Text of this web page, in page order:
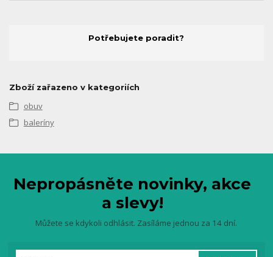
Potřebujete poradit?
Zboží zařazeno v kategoriích
obuv
baleríny
Nepropásněte novinky, akce
a slevy!
Můžete se kdykoli odhlásit. Zasíláme jednou za 14 dní.